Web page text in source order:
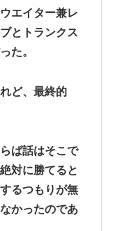
エイター兼レ
とトランクス
た。
ど、最終的
ば話はそこで
対に勝てると
るつもりが無
かったのであ